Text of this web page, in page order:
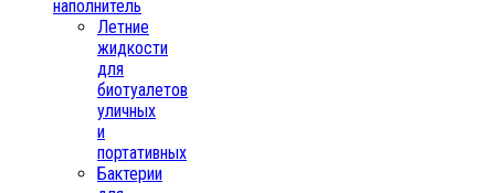
наполнитель
Летние
жидкости
для
биотуалетов
уличных
и
портативных
Бактерии